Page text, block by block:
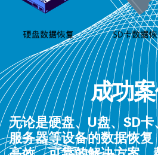
成功
无论是硬盘、U盘、SD
服务器等设备的数据恢